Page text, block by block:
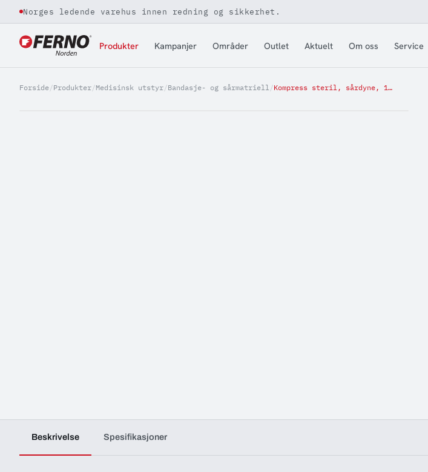
Jump to content
Norges ledende varehus innen redning og sikkerhet.
Produkter Kampanjer Områder Outlet Aktuelt Om oss Service
Forside/Produkter/Medisinsk utstyr/Bandasje- og sårmatriell/ Kompress steril, sårdyne, 10 x 10 cm, 5 st
Beskrivelse Spesifikasjoner